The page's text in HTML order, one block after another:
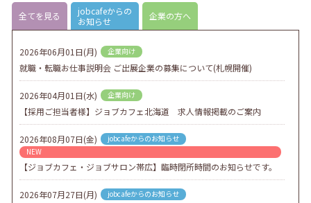
全てを見る
jobcafeからの
お知らせ
企業の方へ
2026年06月01日(月) 企業向け
就職・転職お仕事説明会 ご出展企業の募集について(札幌開催)
2026年04月01日(水) 企業向け
【採用ご担当者様】ジョブカフェ北海道 求人情報掲載のご案内
2026年08月07日(金)
jobcafeからのお知らせ
NEW
【ジョブカフェ・ジョブサロン帯広】臨時閉所時間のお知らせです。
2026年07月27日(月) jobcafeからのお知らせ